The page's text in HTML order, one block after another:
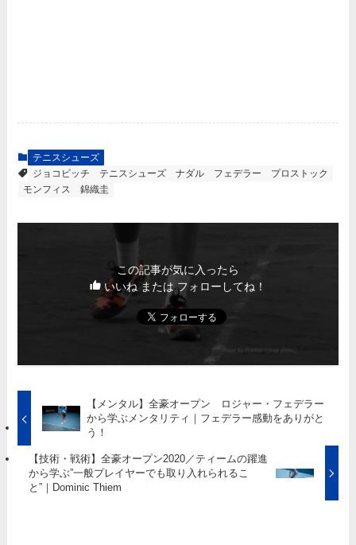
テニスシューズ
ジョコビッチ
テニスシューズ ナダル フェデラー
プロストック
モンフィス
錦織圭
この記事が気に入ったら
いいね または フォローしてね！
【メンタル】全豪オープン ロジャー・フェデラー
から学ぶメンタリティ｜フェデラー感動をありがと
う！
【技術・戦術】全豪オープン2020／ティームの躍進
から学ぶ”一般プレイヤーでも取り入れられるこ
と”｜Dominic Thiem